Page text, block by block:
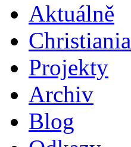
Aktuálně
Christiania
Projekty
Archiv
Blog